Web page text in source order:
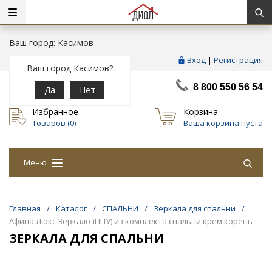
Ваш город: Касимов
Ваш город Касимов?
Да
Нет
Вход | Регистрация
8 800 550 56 54
Избранное
Товаров (0)
Корзина
Ваша корзина пуста
Меню
Главная / Каталог / СПАЛЬНИ / Зеркала для спальни
/
Афина Люкс Зеркало (ППУ) из комплекта спальни крем корень
ЗЕРКАЛА ДЛЯ СПАЛЬНИ